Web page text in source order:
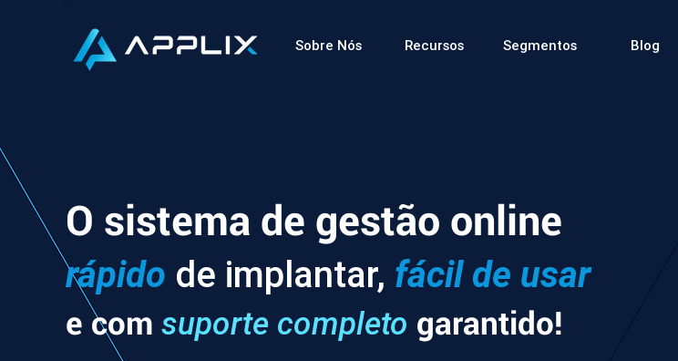
Sobre Nós Recursos Segmentos Blog
O sistema de gestão online
rápido de implantar, fácil de usar
e com suporte completo garantido!